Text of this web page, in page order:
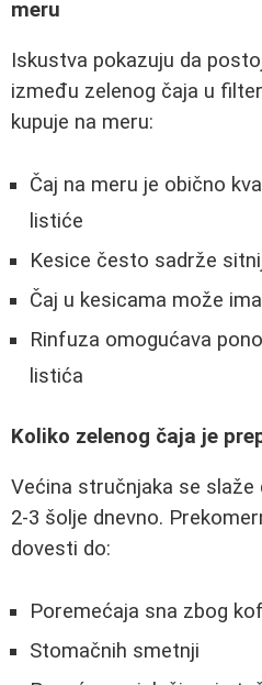
meru
Iskustva pokazuju da
između zelenog čaja u
kupuje na meru:
Čaj na meru je obično
listiće
Kesice često sadrže
Čaj u kesicama može
Rinfuza omogućava
listića
Koliko zelenog čaja je
Većina stručnjaka se slaže
2-3 šolje dnevno.
dovesti do:
Poremećaja sna zbog
Stomačnih smetnji